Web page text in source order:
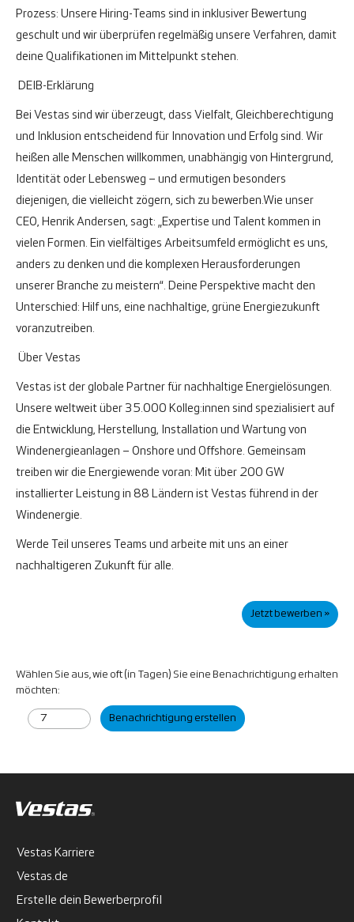
Prozess: Unsere Hiring-Teams sind in inklusiver Bewertung
geschult und wir überprüfen regelmäßig unsere Verfahren, damit
deine Qualifikationen im Mittelpunkt stehen.
DEIB-Erklärung
Bei Vestas sind wir überzeugt, dass Vielfalt, Gleichberechtigung
und Inklusion entscheidend für Innovation und Erfolg sind. Wir
heißen alle Menschen willkommen, unabhängig von Hintergrund,
Identität oder Lebensweg – und ermutigen besonders
diejenigen, die vielleicht zögern, sich zu bewerben.Wie unser
CEO, Henrik Andersen, sagt: „Expertise und Talent kommen in
vielen Formen. Ein vielfältiges Arbeitsumfeld ermöglicht es uns,
anders zu denken und die komplexen Herausforderungen
unserer Branche zu meistern“. Deine Perspektive macht den
Unterschied: Hilf uns, eine nachhaltige, grüne Energiezukunft
voranzutreiben.
Über Vestas
Vestas ist der globale Partner für nachhaltige Energielösungen.
Unsere weltweit über 35.000 Kolleg:innen sind spezialisiert auf
die Entwicklung, Herstellung, Installation und Wartung von
Windenergieanlagen – Onshore und Offshore. Gemeinsam
treiben wir die Energiewende voran: Mit über 200 GW
installierter Leistung in 88 Ländern ist Vestas führend in der
Windenergie.
Werde Teil unseres Teams und arbeite mit uns an einer
nachhaltigeren Zukunft für alle.
Jetzt bewerben »
Wählen Sie aus, wie oft (in Tagen) Sie eine Benachrichtigung erhalten
möchten:
Benachrichtigung erstellen
Vestas Karriere
Vestas.de
Erstelle dein Bewerberprofil